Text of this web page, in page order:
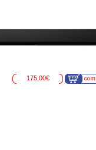
175,00€